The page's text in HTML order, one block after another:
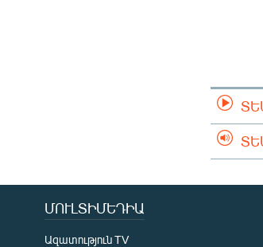
ՄՈՒԼՏԻՄԵԴԻԱ
Ազատություն TV